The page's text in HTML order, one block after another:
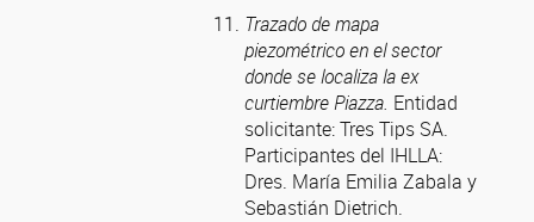
Trazado de mapa
piezométrico en el sector
donde se localiza la ex
curtiembre Piazza. Entidad
solicitante: Tres Tips SA.
Participantes del IHLLA:
Dres. María Emilia Zabala y
Sebastián Dietrich.